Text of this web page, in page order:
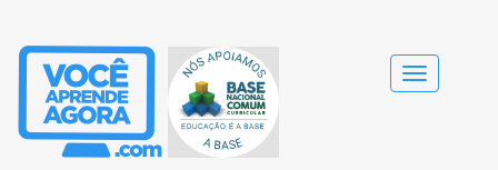
Alternar
navegação